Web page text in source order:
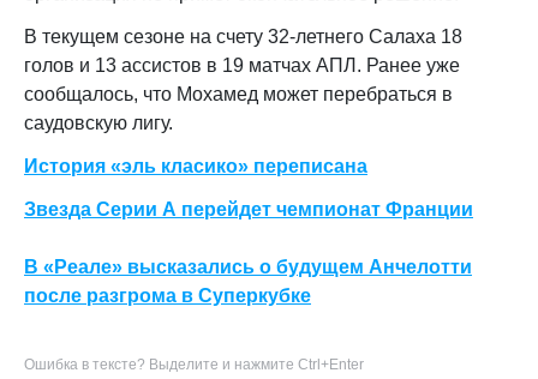
В текущем сезоне на счету 32-летнего Салаха 18
голов и 13 ассистов в 19 матчах АПЛ. Ранее уже
сообщалось, что Мохамед может перебраться в
саудовскую лигу.
История «эль класико» переписана
Звезда Серии А перейдет чемпионат Франции
В «Реале» высказались о будущем Анчелотти
после разгрома в Суперкубке
Ошибка в тексте? Выделите и нажмите Ctrl+Enter